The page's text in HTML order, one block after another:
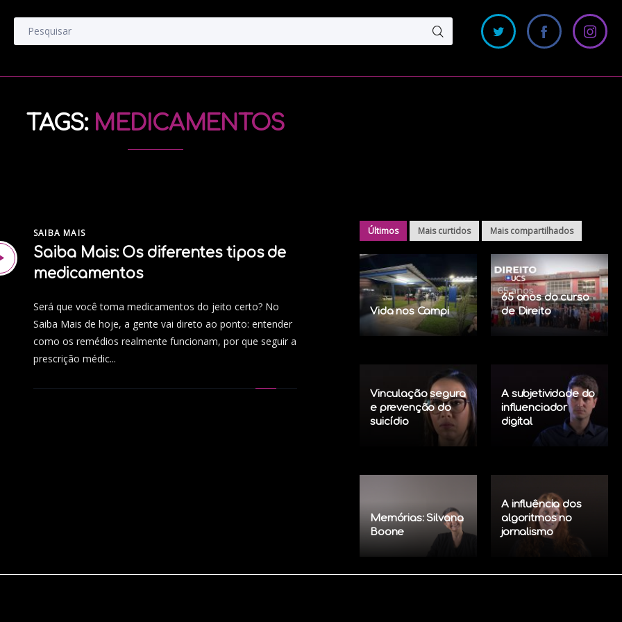
TAGS: MEDICAMENTOS
SAIBA MAIS
Saiba Mais: Os diferentes tipos de
medicamentos
Será que você toma medicamentos do jeito certo? No
Saiba Mais de hoje, a gente vai direto ao ponto: entender
como os remédios realmente funcionam, por que seguir a
prescrição médic...
Últimos Mais curtidos Mais compartilhados
Vida nos Campi
65 anos do curso
de Direito
Vinculação segura
e prevenção do
suicídio
A subjetividade do
influenciador
digital
Memórias: Silvana
Boone
A influência dos
algoritmos no
jornalismo